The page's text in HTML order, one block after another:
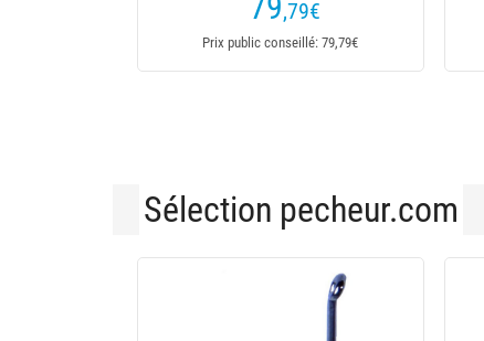
Prix public conseillé:
Sélection pecheur.com